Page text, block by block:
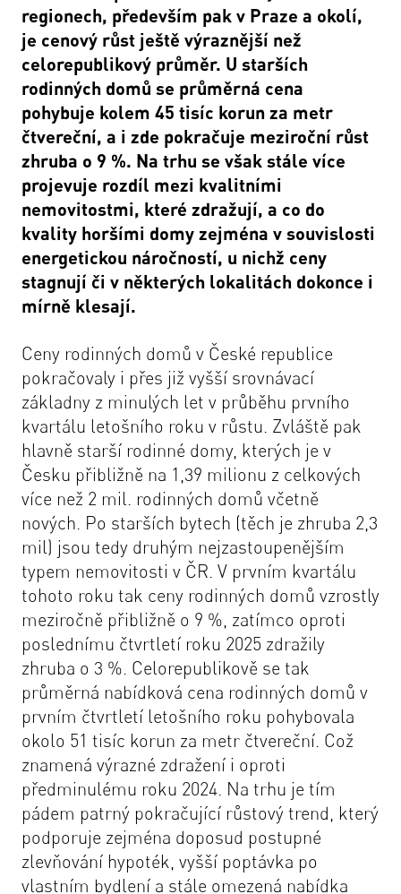
regionech, především pak v Praze a okolí,
je cenový růst ještě výraznější než
celorepublikový průměr. U starších
rodinných domů se průměrná cena
pohybuje kolem 45 tisíc korun za metr
čtvereční, a i zde pokračuje meziroční růst
zhruba o 9 %. Na trhu se však stále více
projevuje rozdíl mezi kvalitními
nemovitostmi, které zdražují, a co do
kvality horšími domy zejména v souvislosti
energetickou náročností, u nichž ceny
stagnují či v některých lokalitách dokonce i
mírně klesají.
Ceny rodinných domů v České republice
pokračovaly i přes již vyšší srovnávací
základny z minulých let v průběhu prvního
kvartálu letošního roku v růstu. Zvláště pak
hlavně starší rodinné domy, kterých je v
Česku přibližně na 1,39 milionu z celkových
více než 2 mil. rodinných domů včetně
nových. Po starších bytech (těch je zhruba 2,3
mil) jsou tedy druhým nejzastoupenějším
typem nemovitosti v ČR. V prvním kvartálu
tohoto roku tak ceny rodinných domů vzrostly
meziročně přibližně o 9 %, zatímco oproti
poslednímu čtvrtletí roku 2025 zdražily
zhruba o 3 %. Celorepublikově se tak
průměrná nabídková cena rodinných domů v
prvním čtvrtletí letošního roku pohybovala
okolo 51 tisíc korun za metr čtvereční. Což
znamená výrazné zdražení i oproti
předminulému roku 2024. Na trhu je tím
pádem patrný pokračující růstový trend, který
podporuje zejména doposud postupné
zlevňování hypoték, vyšší poptávka po
vlastním bydlení a stále omezená nabídka